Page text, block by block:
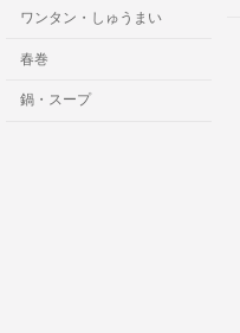
ワンタン・しゅうまい
春巻
鍋・スープ